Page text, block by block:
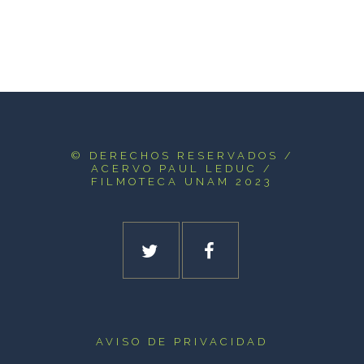
© DERECHOS RESERVADOS
/
ACERVO PAUL LEDUC /
FILMOTECA UNAM 2023
AVISO DE PRIVACIDAD